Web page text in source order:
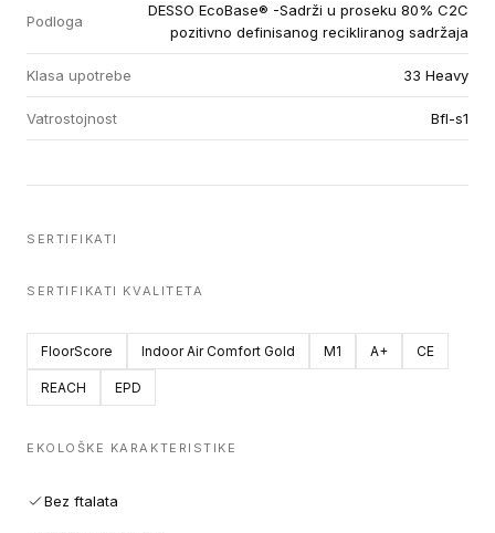
Podloga
DESSO EcoBase® -Sadrži u proseku 80% C2C
pozitivno definisanog recikliranog sadržaja
Klasa upotrebe 33 Heavy
Vatrostojnost Bfl-s1
SERTIFIKATI
SERTIFIKATI KVALITETA
FloorScore Indoor Air Comfort Gold M1 A+ CE
REACH EPD
EKOLOŠKE KARAKTERISTIKE
Bez ftalata